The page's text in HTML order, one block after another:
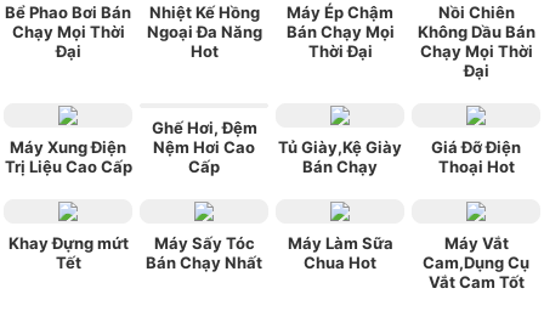
Bể Phao Bơi Bán
Chạy Mọi Thời
Đại
Nhiệt Kế Hồng
Ngoại Đa Năng
Hot
Máy Ép Chậm
Bán Chạy Mọi
Thời Đại
Nồi Chiên
Không Dầu Bán
Chạy Mọi Thời
Đại
Máy Xung Điện
Trị Liệu Cao Cấp
Ghế Hơi, Đệm
Nệm Hơi Cao
Cấp
Tủ Giày,Kệ Giày
Bán Chạy
Giá Đỡ Điện
Thoại Hot
Khay Đựng mứt
Tết
Máy Sấy Tóc
Bán Chạy Nhất
Máy Làm Sữa
Chua Hot
Máy Vắt
Cam,Dụng Cụ
Vắt Cam Tốt